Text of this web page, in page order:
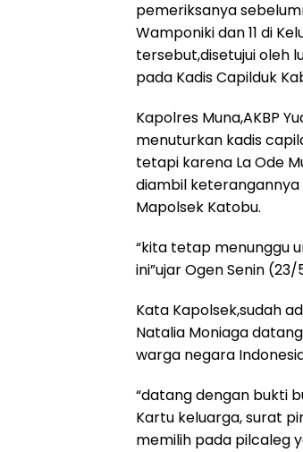
pemeriksanya
Wamponiki dan 11 di
tersebut,disetujui oleh
pada Kadis Capilduk
Kapolres Muna,AKBP
menuturkan kadis
tetapi karena La Ode
diambil keterangannya
Mapolsek Katobu.
“kita tetap menunggu
ini”ujar Ogen Senin
Kata Kapolsek,sudah
Natalia Moniaga
warga negara
“datang dengan bukti
Kartu keluarga, surat
memilih pada pilcaleg